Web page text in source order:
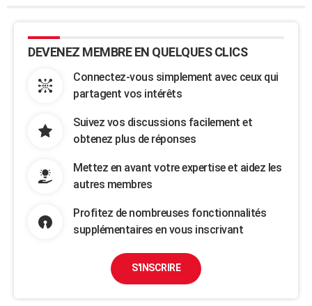
DEVENEZ MEMBRE EN QUELQUES CLICS
Connectez-vous simplement avec ceux qui
partagent vos intérêts
Suivez vos discussions facilement et
obtenez plus de réponses
Mettez en avant votre expertise et aidez les
autres membres
Profitez de nombreuses fonctionnalités
supplémentaires en vous inscrivant
S'INSCRIRE